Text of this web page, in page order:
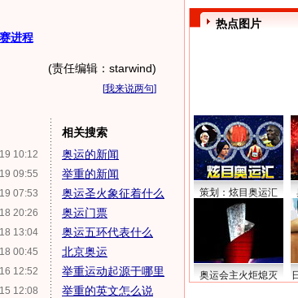
进程
(责任编辑：starwind)
[我来说两句]
10:12
09:55
07:53
20:26
13:04
00:45
12:52
12:08
相关搜索
奥运的新闻
举重的新闻
奥运圣火象征着什么
奥运门票
奥运五环代表什么
北京奥运
举重运动起源于哪里
举重的英文怎么说
热点图片
策划：炫目奥运汇
奥运会主火炬熄灭